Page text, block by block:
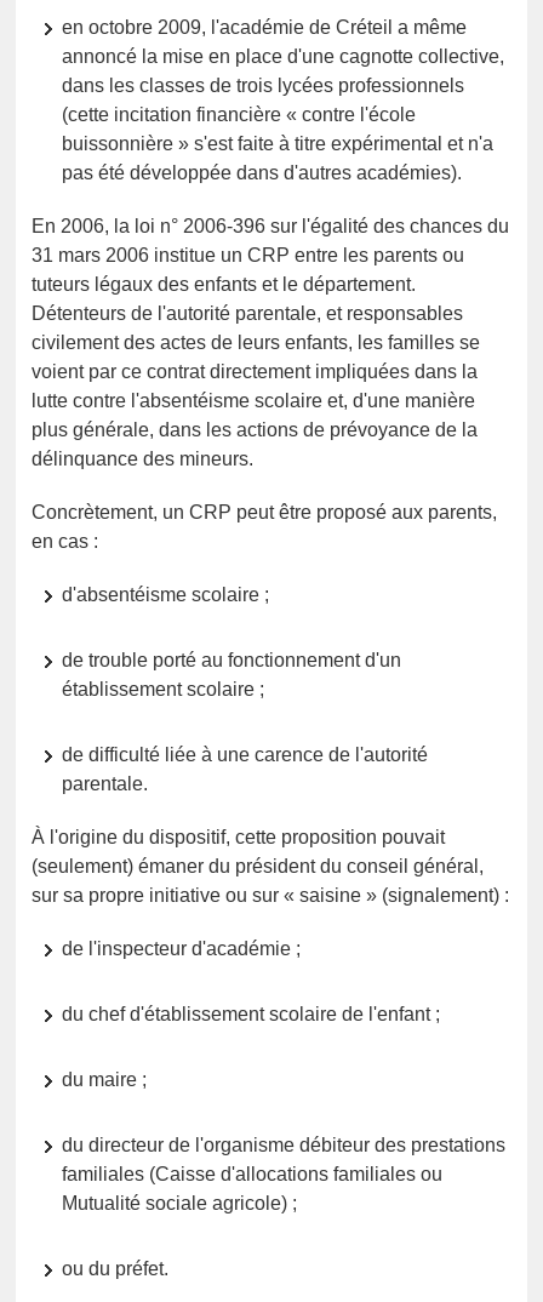
en octobre 2009, l'académie de Créteil a même
annoncé la mise en place d'une cagnotte collective,
dans les classes de trois lycées professionnels
(cette incitation financière « contre l'école
buissonnière » s'est faite à titre expérimental et n'a
pas été développée dans d'autres académies).
En 2006, la loi n° 2006-396 sur l'égalité des chances du
31 mars 2006 institue un CRP entre les parents ou
tuteurs légaux des enfants et le département.
Détenteurs de l'autorité parentale, et responsables
civilement des actes de leurs enfants, les familles se
voient par ce contrat directement impliquées dans la
lutte contre l'absentéisme scolaire et, d'une manière
plus générale, dans les actions de prévoyance de la
délinquance des mineurs.
Concrètement, un CRP peut être proposé aux parents,
en cas :
d'absentéisme scolaire ;
de trouble porté au fonctionnement d'un
établissement scolaire ;
de difficulté liée à une carence de l'autorité
parentale.
À l'origine du dispositif, cette proposition pouvait
(seulement) émaner du président du conseil général,
sur sa propre initiative ou sur « saisine » (signalement) :
de l'inspecteur d'académie ;
du chef d'établissement scolaire de l'enfant ;
du maire ;
du directeur de l'organisme débiteur des prestations
familiales (Caisse d'allocations familiales ou
Mutualité sociale agricole) ;
ou du préfet.